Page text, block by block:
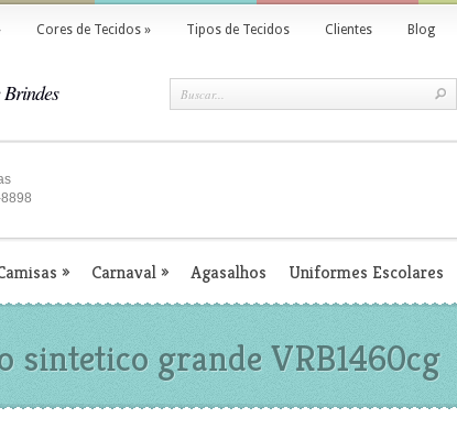
Cores de Tecidos» Tipos de Tecidos Clientes Blog
Brindes
» Carnaval» Agasalhos Uniformes Escolares
sintetico grande VRB1460cg